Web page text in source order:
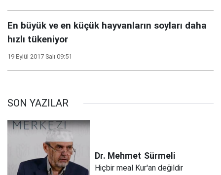
En büyük ve en küçük hayvanların soyları daha
hızlı tükeniyor
19 Eylül 2017 Salı 09:51
SON YAZILAR
Dr. Mehmet Sürmeli
Hiçbir meal Kur'an değildir